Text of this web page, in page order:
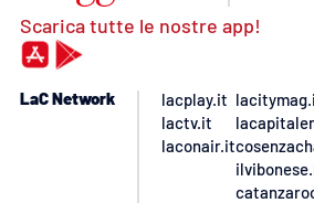
Scarica tutte le nostre app!
LaC Network
lacplay.it
lactv.it
laconair.it